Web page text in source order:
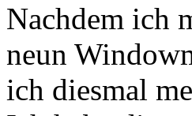
Nachdem ich
neun
ich diesmal